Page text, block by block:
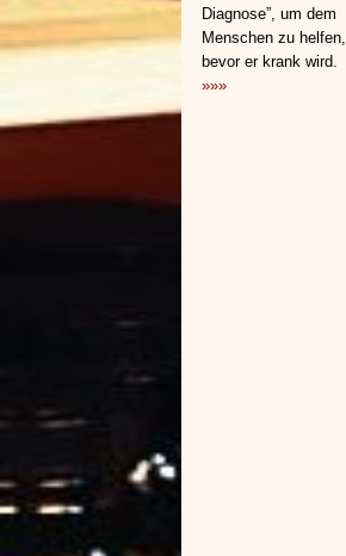
Diagnose”, um dem
Menschen zu helfen,
bevor er krank wird.
»»»